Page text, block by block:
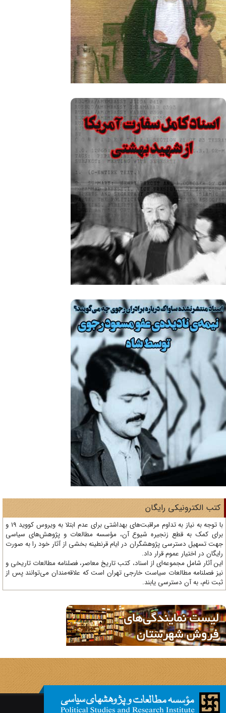
الکترونیکی رایگان
با توجه به نیاز به تداوم مراقبت‌های بهداشتی برای عدم ابتلا به ویروس کووید 19 و
کمک به قطع زنجیره شیوع آن، مؤسسه مطالعات و پژوهش‌های سیاسی
تسهیل دسترسی پژوهشگران در ایام قرنطینه بخشی از آثار خود را به صورت
در اختیار عموم قرار داد.
آثار شامل مجموعه‌ای از اسناد، کتب تاریخ معاصر، فصلنامه‌ مطالعات تاریخی و
فصلنامه مطالعات سیاست خارجی تهران است که علاقه‌مندان می‌توانند پس از
نام، به آن دسترسی یابند.